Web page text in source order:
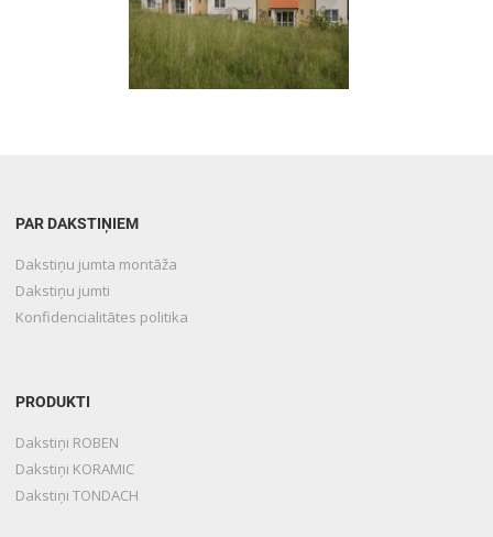
PAR DAKSTIŅIEM
Dakstiņu jumta montāža
Dakstiņu jumti
Konfidencialitātes politika
PRODUKTI
Dakstiņi ROBEN
Dakstiņi KORAMIC
Dakstiņi TONDACH